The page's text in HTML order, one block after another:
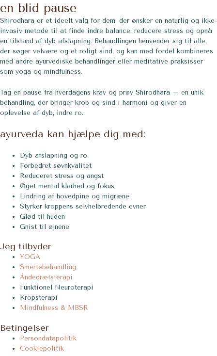
en blid pause
Shirodhara er et ideelt valg for dem, der ønsker en naturlig og ikke-
invasiv metode til at finde indre balance, reducere stress og opnå
en tilstand af dyb afslapning. Behandlingen henvender sig til alle,
der søger velvære og et roligt sind, og kan med fordel kombineres
med andre ayurvediske behandlinger eller meditative praksisser
som yoga og mindfulness.
Tag en pause fra hverdagens krav og prøv Shirodhara – en unik
behandling, der bringer krop og sind i harmoni og giver en
oplevelse af dyb, indre ro.
ayurveda kan hjælpe dig med:
Dyb afslapning og ro
Forbedret søvnkvalitet
Reduceret stress og angst
Øget mental klarhed og fokus
Lindring af hovedpine og migræne
Styrker kroppens selvhelbredende evner
Glød til huden
Gnist til øjnene
Jeg tilbyder
YOGA
Smertebehandling
Åndedrætsterapi
Funktionel Neuroterapi
Kropsterapi
Mindfulness & MBSR
Betingelser
Persondatapolitik
Cookiepolitik